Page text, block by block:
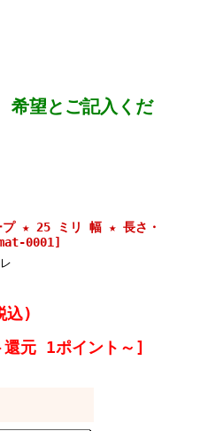
望とご記入くだ
プ ★ 25 ミリ 幅 ★ 長さ・
0001]
)
元 1ポイント～]